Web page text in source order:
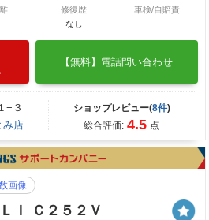
修復歴
なし
車検/自賠責
―
【無料】電話問い合わせ
−３
み店
ショップレビュー(8件)
総合評価: 4.5 点
画像
Ｉ Ｃ２５２Ｖ